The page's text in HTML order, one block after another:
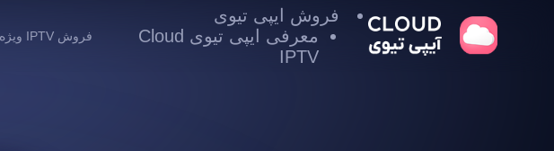
فروش ایپی تیوی
معرفی ایپی تیوی Cloud
IPTV
فروش IPTV ویژه مشترکین خارج